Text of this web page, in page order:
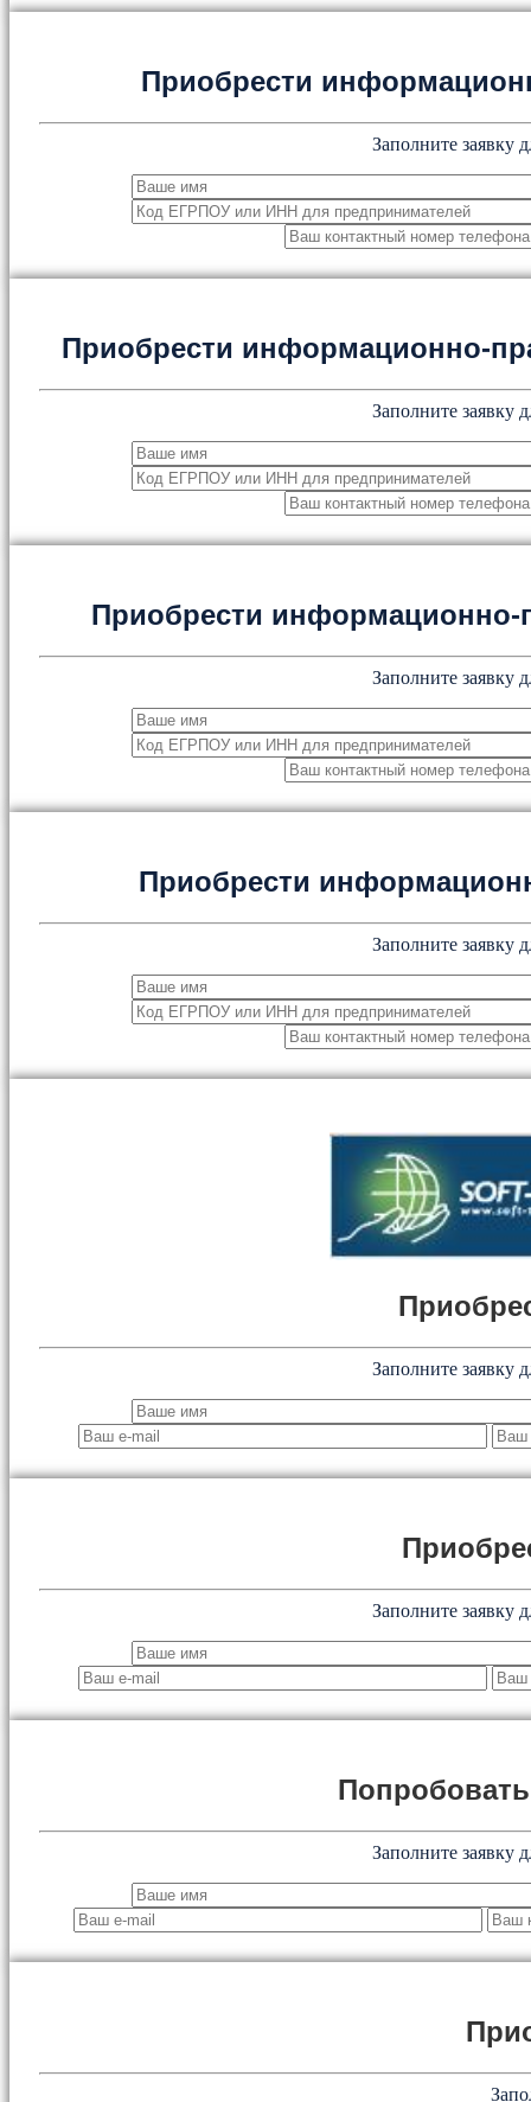
Приобрести
Заполните заявку
Приобрести информационно-
Заполните заявку
Приобрести
Заполните заявку
Приобрести
Заполните заявку
Заполните заявку
Заполните заявку
Заполните заявку